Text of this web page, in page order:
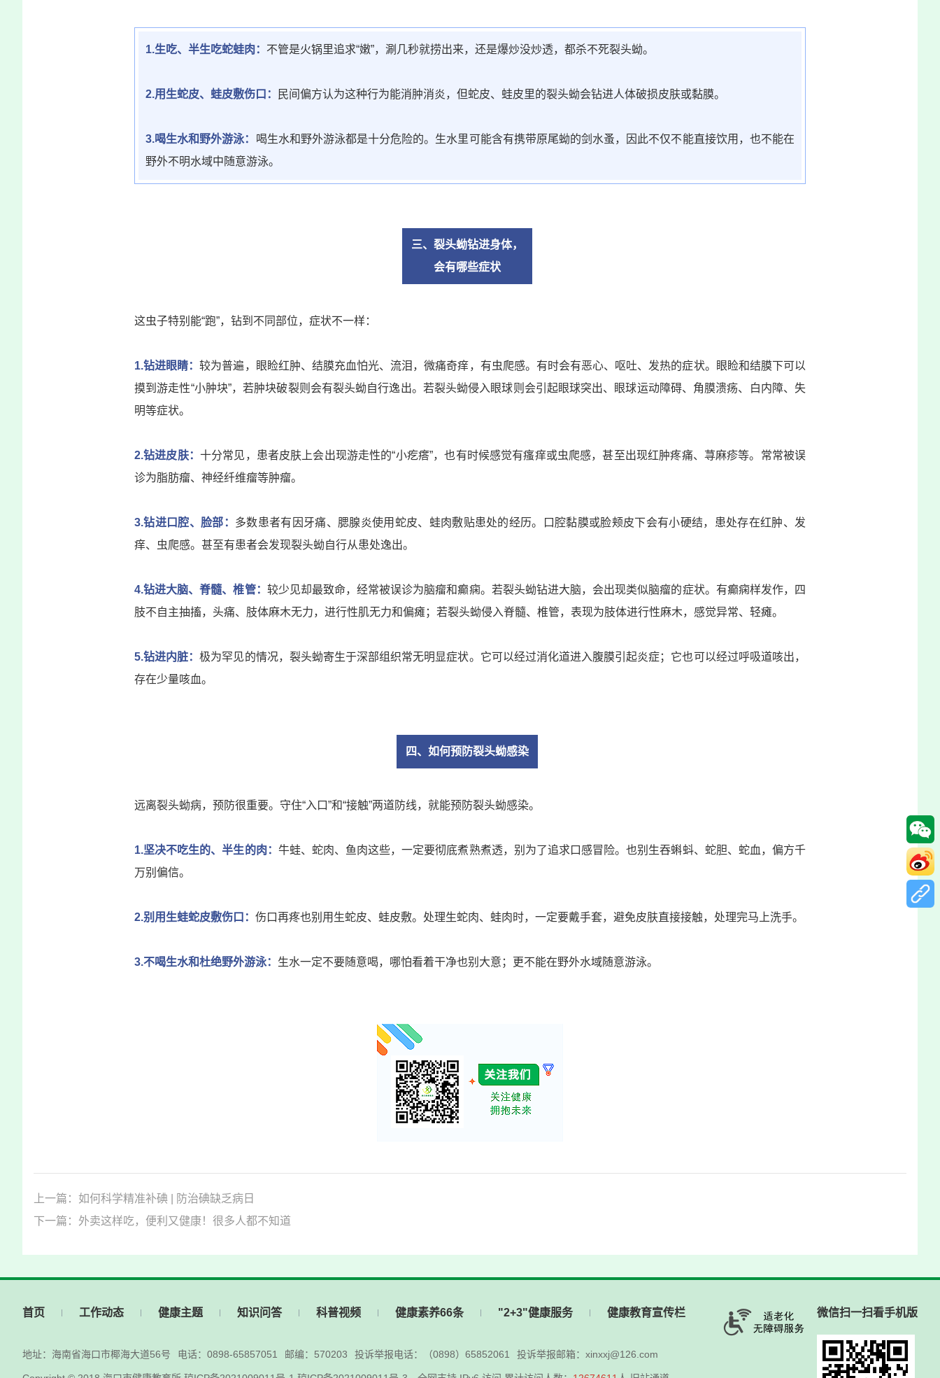
1.生吃、半生吃蛇蛙肉： 不管是火锅里追求“嫩”，涮几秒就捞出来，还是爆炒没炒透，都杀不死裂头蚴。
2.用生蛇皮、蛙皮敷伤口： 民间偏方认为这种行为能消肿消炎，但蛇皮、蛙皮里的裂头蚴会钻进人体破损皮肤或黏膜。
3.喝生水和野外游泳：
喝生水和野外游泳都是十分危险的。生水里可能含有携带原尾蚴的剑水蚤，因此不仅不能直接饮用，也不能在
野外不明水域中随意游泳。
三、裂头蚴钻进身体，
会有哪些症状
这虫子特别能“跑”，钻到不同部位，症状不一样：
1.钻进眼睛：较为普遍，眼睑红肿、结膜充血怕光、流泪，微痛奇痒，有虫爬感。有时会有恶心、呕吐、发热的症状。眼睑和结膜下可以
摸到游走性“小肿块”，若肿块破裂则会有裂头蚴自行逸出。若裂头蚴侵入眼球则会引起眼球突出、眼球运动障碍、角膜溃疡、白内障、失
明等症状。
2.钻进皮肤： 十分常见，患者皮肤上会出现游走性的“小疙瘩”，也有时候感觉有瘙痒或虫爬感，甚至出现红肿疼痛、荨麻疹等。常常被误
诊为脂肪瘤、 神经纤维瘤等肿瘤。
3.钻进口腔、脸部： 多数患者有因牙痛、腮腺炎使用蛇皮、蛙肉敷贴患处的经历。口腔黏膜或脸颊皮下会有小硬结，患处存在红肿、发
痒、虫爬感。甚至有患者会发现裂头蚴自行从患处逸出。
4.钻进大脑、脊髓、椎管： 较少见却最致命，经常被误诊为脑瘤和癫痫。若裂头蚴钻进大脑，会出现类似脑瘤的症状。有癫痫样发作，四
肢不自主抽搐，头痛、肢体麻木无力，进行性肌无力和偏瘫；若裂头蚴侵入脊髓、椎管，表现为肢体进行性麻木，感觉异常、轻瘫。
5.钻进内脏：极为罕见的情况，裂头蚴寄生于深部组织常无明显症状。它可以经过消化道进入腹膜引起炎症；它也可以经过呼吸道咳出，
存在少量咳血。
四、如何预防裂头蚴感染
远离裂头蚴病，预防很重要。守住“入口”和“接触”两道防线，就能预防裂头蚴感染。
1.坚决不吃生的、半生的肉： 牛蛙、蛇肉、鱼肉这些，一定要彻底煮熟煮透，别为了追求口感冒险。也别生吞蝌蚪、蛇胆、蛇血，偏方千
万别偏信。
2.别用生蛙蛇皮敷伤口： 伤口再疼也别用生蛇皮、蛙皮敷。处理生蛇肉、蛙肉时，一定要戴手套，避免皮肤直接接触，处理完马上洗手。
3.不喝生水和杜绝野外游泳： 生水一定不要随意喝，哪怕看着干净也别大意；更不能在野外水域随意游泳。
上一篇：如何科学精准补碘 | 防治碘缺乏病日
下一篇：外卖这样吃，便利又健康！很多人都不知道
首页 工作动态 健康主题 知识问答 科普视频 健康素养66条 "2+3"健康服务 健康教育宣传栏
地址：海南省海口市椰海大道56号 电话：0898-65857051 邮编：570203 投诉举报电话：（0898）65852061 投诉举报邮箱：xinxxj@126.com
微信扫一扫看手机版